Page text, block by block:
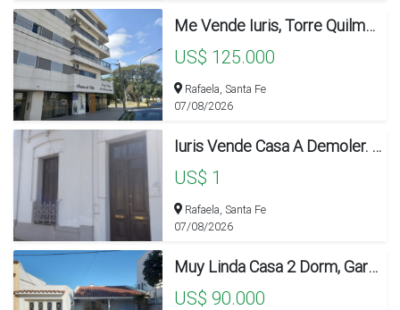
Me Vende Iuris, Torre Quilmes. Dos Dormitorios, Balcon Terraza C/asador
US$ 125.000
Rafaela, Santa Fe
07/08/2026
Iuris Vende Casa A Demoler. Unico Lote En Centro De Rafaela
US$ 1
Rafaela, Santa Fe
07/08/2026
Muy Linda Casa 2 Dorm, Garaje Y Patio Chico
US$ 90.000